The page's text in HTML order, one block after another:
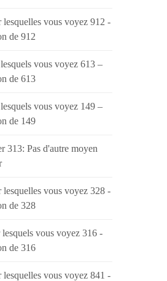
lesquelles vous voyez 912 -
de 912
vous voyez 613 –
de 613
vous voyez 149 –
de 149
313: Pas d'autre moyen
lesquelles vous voyez 328 -
de 328
lesquels vous voyez 316 -
de 316
lesquelles vous voyez 841 -